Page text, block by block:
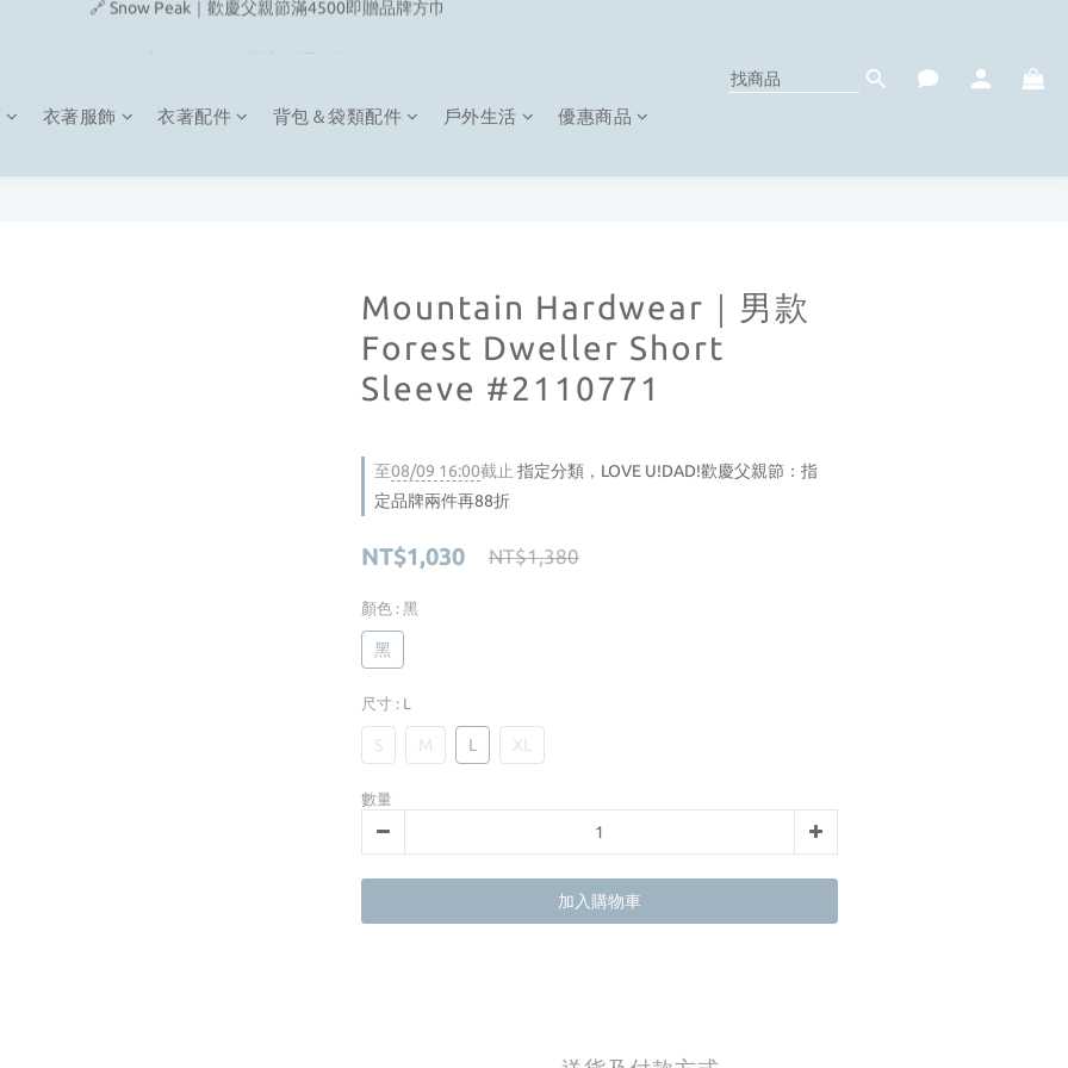
衣著服飾 衣著配件 背包＆袋類配件 戶外生活 優惠商品
Mountain Hardwear｜男款
Forest Dweller Short
Sleeve #2110771
至08/09 16:00截止 指定分類，LOVE U!DAD!歡慶父親節：指
定品牌兩件再88折
NT$1,030 NT$1,380
顏色 : 黑
黑
尺寸 : L
S M L XL
數量
加入購物車